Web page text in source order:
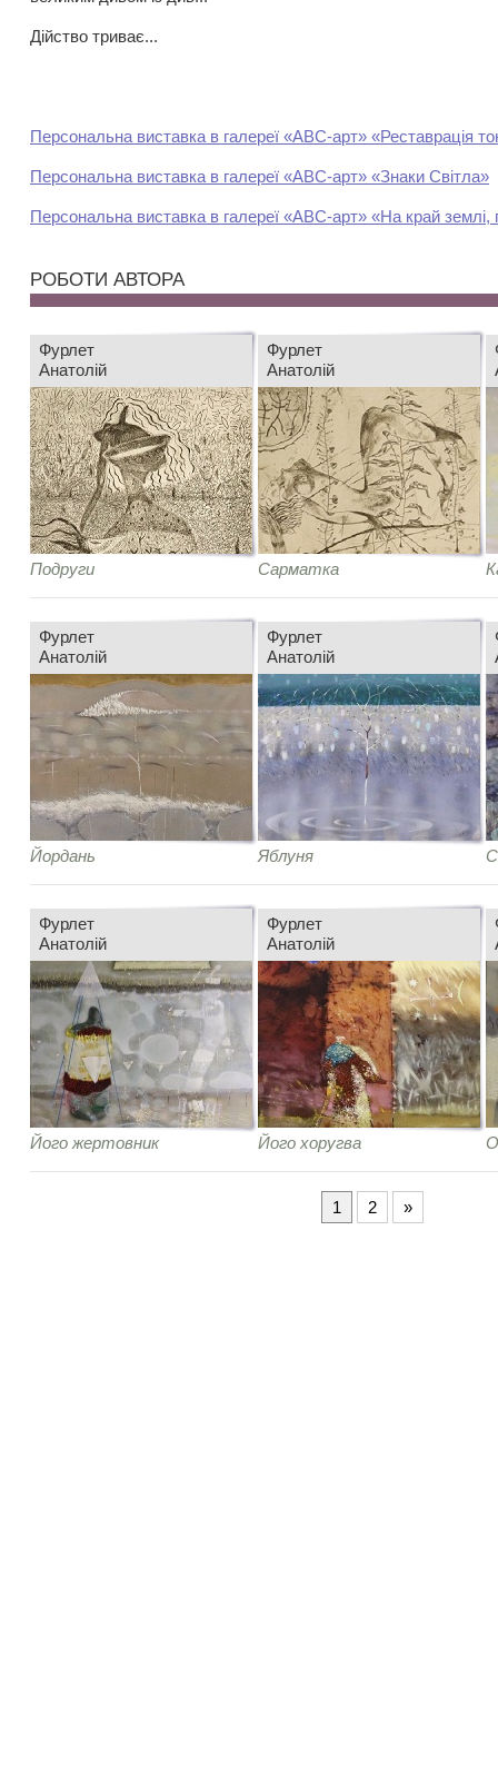
Дійство триває...
Персональна виставка в галереї «АВС-арт» «Реставрація
Персональна виставка в галереї «АВС-арт» «Знаки Світла»
Персональна виставка в галереї «АВС-арт» «На край
РОБОТИ АВТОРА
Фурлет
Анатолій
Подруги
Фурлет
Анатолій
Сарматка
Фурлет
Анатолій
Йордань
Фурлет
Анатолій
Яблуня
Фурлет
Анатолій
Його жертовник
Фурлет
Анатолій
Його хоругва
1 2 »